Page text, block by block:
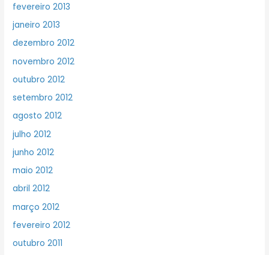
fevereiro 2013
janeiro 2013
dezembro 2012
novembro 2012
outubro 2012
setembro 2012
agosto 2012
julho 2012
junho 2012
maio 2012
abril 2012
março 2012
fevereiro 2012
outubro 2011